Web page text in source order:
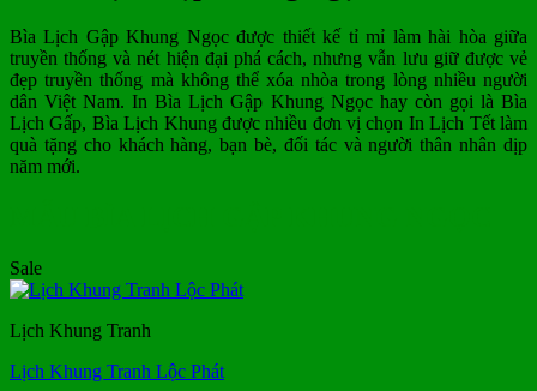
Bìa Lịch Gập Khung Ngọc được thiết kế tỉ mỉ làm hài hòa giữa
truyền thống và nét hiện đại phá cách, nhưng vẫn lưu giữ được vẻ
đẹp truyền thống mà không thể xóa nhòa trong lòng nhiều người
dân Việt Nam. In Bìa Lịch Gập Khung Ngọc hay còn gọi là Bìa
Lịch Gấp, Bìa Lịch Khung được nhiều đơn vị chọn In Lịch Tết làm
quà tặng cho khách hàng, bạn bè, đối tác và người thân nhân dịp
năm mới.
Sale
Lịch Khung Tranh
Lịch Khung Tranh Lộc Phát